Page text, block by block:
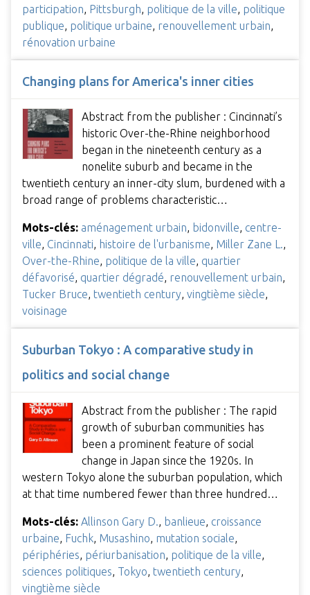
participation, Pittsburgh, politique de la ville, politique
publique, politique urbaine, renouvellement urbain,
rénovation urbaine
Changing plans for America's inner cities
Abstract from the publisher : Cincinnati’s
historic Over-the-Rhine neighborhood
began in the nineteenth century as a
nonelite suburb and became in the
twentieth century an inner-city slum, burdened with a
broad range of problems characteristic…
Mots-clés: aménagement urbain, bidonville, centre-
ville, Cincinnati, histoire de l'urbanisme, Miller Zane L.,
Over-the-Rhine, politique de la ville, quartier
défavorisé, quartier dégradé, renouvellement urbain,
Tucker Bruce, twentieth century, vingtième siècle,
voisinage
Suburban Tokyo : A comparative study in
politics and social change
Abstract from the publisher : The rapid
growth of suburban communities has
been a prominent feature of social
change in Japan since the 1920s. In
western Tokyo alone the suburban population, which
at that time numbered fewer than three hundred…
Mots-clés: Allinson Gary D. banlieue croissance
urbaine Fuchk Musashino mutation sociale
périphéries périurbanisation politique de la ville
sciences politiques Tokyo twentieth century
vingtième siècle